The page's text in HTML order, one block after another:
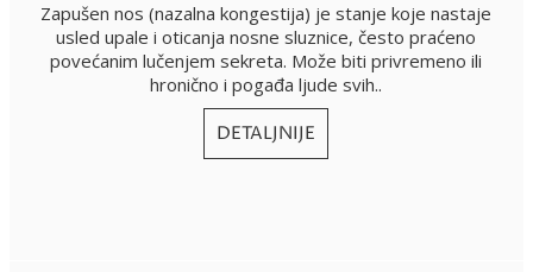
Zapušen nos (nazalna kongestija) je stanje koje nastaje
usled upale i oticanja nosne sluznice, često praćeno
povećanim lučenjem sekreta. Može biti privremeno ili
hronično i pogađa ljude svih..
DETALJNIJE